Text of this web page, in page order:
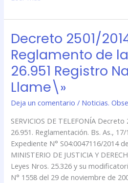
Decreto 2501/
Reglamento de la
26.951 Registro
Llame\»
Deja un comentario / Noticias.
SERVICIOS DE TELEFONÍA
26.951. Reglamentación. Bs. As.,
Expediente N° S04:0047116/2014
MINISTERIO DE JUSTICIA Y
Leyes Nros. 25.326 y su
N° 1558 del 29 de noviembre de
Decreto
–
Reglamento
de
la
Ley
26.951
Registro
Nacional
\»No
Llame\»